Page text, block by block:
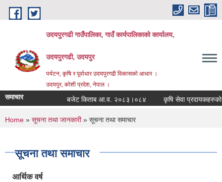
Skip to main content
उदयपुरगढी गाउँपालिका, गाउँ कार्यपालिकाको कार्यालय,
उदयपुरगढी, उदयपुर
पर्यटन, कृषि र पूर्वाधार उदयपुरगढी विकासकाे आधार ।
उदयपुर, काेशी प्रदेश, नेपाल ।
समाचार बजेट किताब आ.व. २०८३।०८४ कृषि सेवा प्रदायकहरुको
You are here
Home » सूचना तथा जानकारी» सूचना तथा समाचार
सूचना तथा समाचार
आर्थिक वर्ष